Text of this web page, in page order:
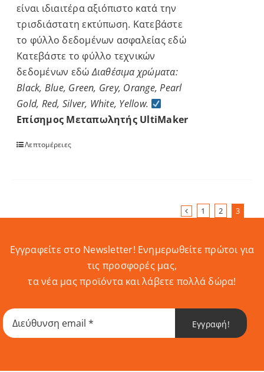
είναι ιδιαιτέρα αξιόπιστο κατά την
τρισδιάστατη εκτύπωση. Κατεβάστε
το φύλλο δεδομένων ασφαλείαςεδώ
Κατεβάστε το φύλλο τεχνικών
δεδομένων εδώ Διαθέσιμα χρώματα:
Black, Blue, Green, Grey, Orange, Pearl
Gold, Red, Silver, White, Yellow.
Επίσημος Μεταπωλητής UltiMaker
Λεπτομέρειες
1 2 3
Εγγραφείτε στο Newsletter! Eνημερωθείτε πρώτοι για
τις προσφορές μας,
τα νέα μας προϊόντα και λάβετε πολλά δώρα!
Εγγραφή!